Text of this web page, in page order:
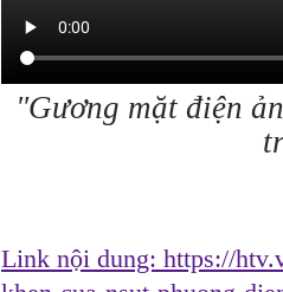
"Gương mặt điện
Link nội dung: https://